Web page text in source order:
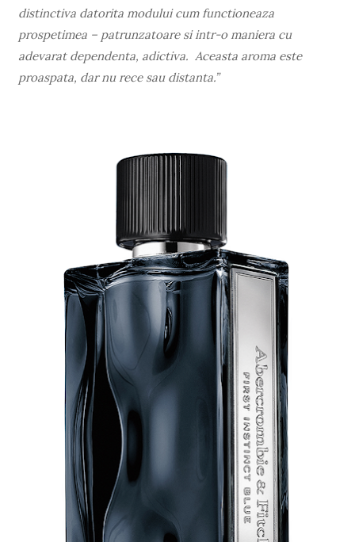
distinctiva datorita modului cum functioneaza
prospetimea – patrunzatoare si intr-o maniera cu
adevarat dependenta, adictiva. Aceasta aroma este
proaspata, dar nu rece sau distanta.”